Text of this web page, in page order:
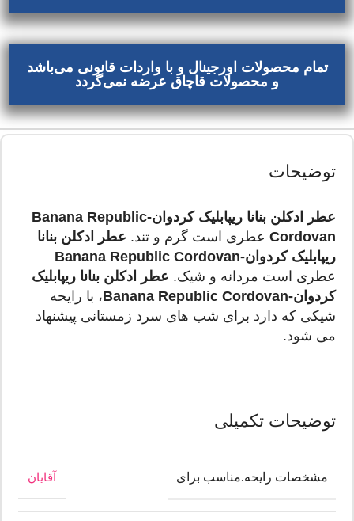
تمام محصولات اورجینال و با واردات قانونی می‌باشد
و محصولات قاچاق عرضه نمی‌گردد
توضیحات
عطر ادکلن بنانا ریپابلیک کردوان-Banana Republic
Cordovan عطری است گرم و تند. عطر ادکلن بنانا
ریپابلیک کردوان-Banana Republic Cordovan
عطری است مردانه و شیک. عطر ادکلن بنانا ریپابلیک
کردوان-Banana Republic Cordovan
، با رایحه
شیکی که دارد برای شب های سرد زمستانی پیشنهاد
می شود.
توضیحات تکمیلی
مشخصات رایحه.مناسب برای آقایان